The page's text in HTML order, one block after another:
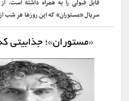
قابل قبولی را به همراه داشته است.
سریال «مستوران» که این روزها هر شب
«مستوران»؛ جذابیتی